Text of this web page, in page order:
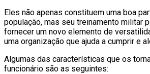
Eles não apenas constituem uma boa
população, mas seu treinamento militar
fornecer um novo elemento de
uma organização que ajuda a cumprir e
Algumas das características que os
funcionário são as seguintes: